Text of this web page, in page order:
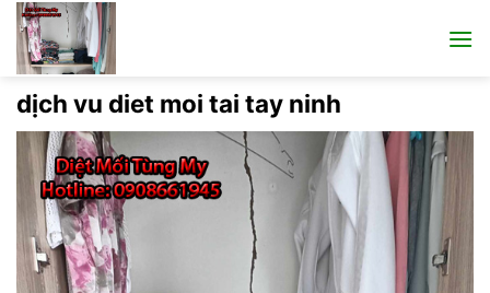
qua
nội
dungdịch vu diet moi tai tay ninh